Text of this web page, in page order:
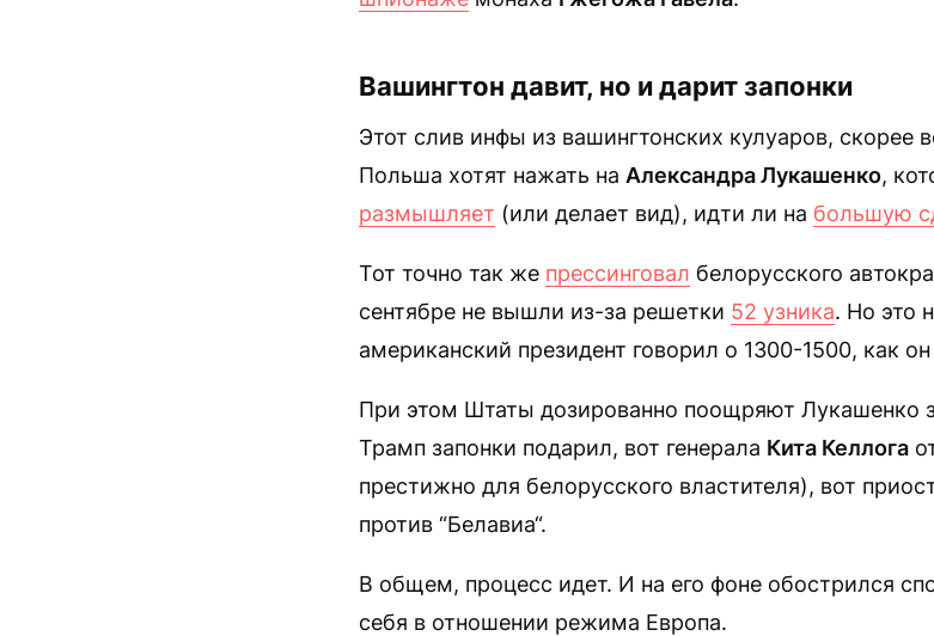
Вашингтон давит, но и дарит запонки
Этот слив инфы из вашингтонских кулуаров, скорее
Польша хотят нажать на Александра Лукашенко,
размышляет (или делает вид), идти ли на большую
Тот точно так же прессинговал белорусского
сентябре не вышли из-за решетки 52 узника. Но это
американский президент говорил о 1300-1500, как
При этом Штаты дозированно поощряют Лукашенко
Трамп запонки подарил, вот генерала Кита Келлога
престижно для белорусского властителя), вот
против “Белавиа“.
В общем, процесс идет. И на его фоне обострился
себя в отношении режима Европа.